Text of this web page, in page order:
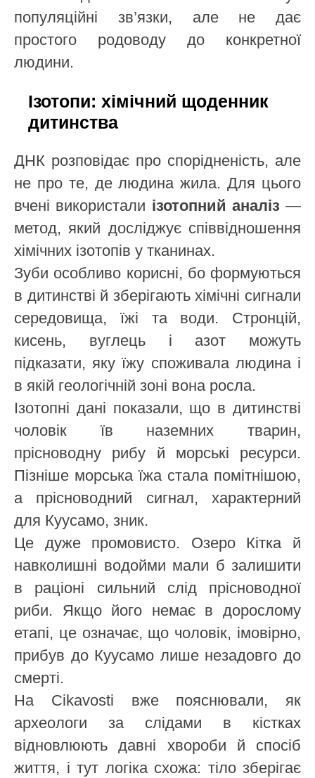
популяційні зв’язки, але не дає
простого родоводу до конкретної
людини.
Ізотопи: хімічний щоденник
дитинства
ДНК розповідає про спорідненість, але
не про те, де людина жила. Для цього
вчені використали ізотопний аналіз—
метод, який досліджує співвідношення
хімічних ізотопів у тканинах.
Зуби особливо корисні, бо формуються
в дитинстві й зберігають хімічні сигнали
середовища, їжі та води. Стронцій,
кисень, вуглець і азот можуть
підказати, яку їжу споживала людина і
в якій геологічній зоні вона росла.
Ізотопні дані показали, що в дитинстві
чоловік їв наземних тварин,
прісноводну рибу й морські ресурси.
Пізніше морська їжа стала помітнішою,
а прісноводний сигнал, характерний
для Куусамо, зник.
Це дуже промовисто. Озеро Кітка й
навколишні водойми мали б залишити
в раціоні сильний слід прісноводної
риби. Якщо його немає в дорослому
етапі, це означає, що чоловік, імовірно,
прибув до Куусамо лише незадовго до
смерті.
На Cikavosti вже пояснювали, як
археологи за слідами в кістках
відновлюють давні хвороби й спосіб
життя, і тут логіка схожа: тіло зберігає